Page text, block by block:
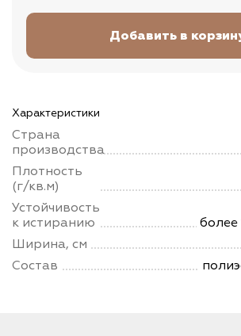
Характеристики
Страна
производства
Плотность
(г/кв.м)
Устойчивость
к истиранию
Ширина, см
Состав